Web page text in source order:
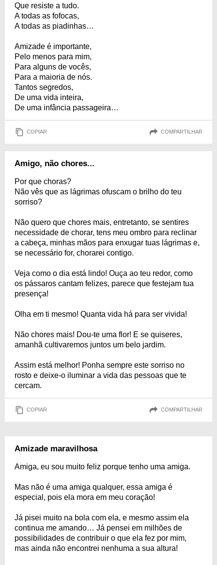
Que resiste a tudo.
A todas as fofocas,
A todas as piadinhas…
Amizade é importante,
Pelo menos para mim,
Para alguns de vocês,
Para a maioria de nós.
Tantos segredos,
De uma vida inteira,
De uma infância passageira…
COPIAR COMPARTILHAR
Amigo, não chores...
Por que choras?
Não vês que as lágrimas ofuscam o brilho do teu
sorriso?
Não quero que chores mais, entretanto, se sentires
necessidade de chorar, tens meu ombro para reclinar
a cabeça, minhas mãos para enxugar tuas lágrimas e,
se necessário for, chorarei contigo.
Veja como o dia está lindo! Ouça ao teu redor, como
os pássaros cantam felizes, parece que festejam tua
presença!
Olha em ti mesmo! Quanta vida há para ser vivida!
Não chores mais! Dou-te uma flor! E se quiseres,
amanhã cultivaremos juntos um belo jardim.
Assim está melhor! Ponha sempre este sorriso no
rosto e deixe-o iluminar a vida das pessoas que te
cercam.
COPIAR COMPARTILHAR
Amizade maravilhosa
Amiga, eu sou muito feliz porque tenho uma amiga.
Mas não é uma amiga qualquer, essa amiga é
especial, pois ela mora em meu coração!
Já pisei muito na bola com ela, e mesmo assim ela
continua me amando… Já pensei em milhões de
possibilidades de contribuir o que ela fez por mim,
mas ainda não encontrei nenhuma a sua altura!